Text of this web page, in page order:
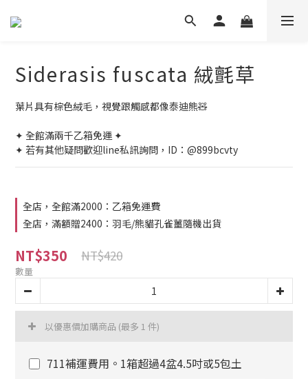
Siderasis fuscata 絨氈草
葉片具有棕色絨毛，視覺跟觸感都像泰迪熊🧸
✦ 全館滿兩千乙箱免運 ✦
✦ 若有其他疑問歡迎line私訊詢問，ID：@899bcvty
全店，全館滿2000：乙箱免運費
全店，滿額贈2400：羽毛/熊貓孔雀薑隨機出貨
NT$350 NT$420
數量
以優惠價加購商品 (最多 1 件)
711補運費用。1箱超過4盆4.5吋或5包土